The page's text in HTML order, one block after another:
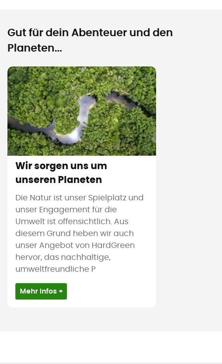
Gut für dein Abenteuer und den
Planeten...
Wir sorgen uns um
unseren Planeten
Die Natur ist unser Spielplatz und
unser Engagement für die
Umwelt ist offensichtlich. Aus
diesem Grund heben wir auch
unser Angebot von HardGreen
hervor, das nachhaltige,
umweltfreundliche P
Mehr Infos +